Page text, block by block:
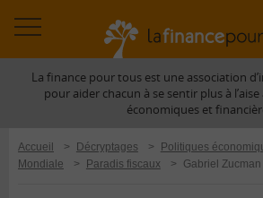
àLa finance pour tous est une association
pour aider chacun à se sentir plus à
économiques et
Accueil > Décryptages > Politiques
Mondiale
> Paradis fiscaux >